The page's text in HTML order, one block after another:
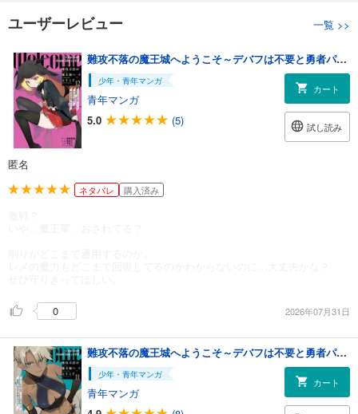
ユーザーレビュー 一覧 >>
難攻不落の魔王城へようこそ～デバフは不要と勇者パーティーを追い出された黒魔導士、魔王軍の最高幹部に迎えられる～ 12巻
少年・青年マンガ
青年マンガ
5.0
(5)
カート
試し読み
匿名
ネタバレ 購入済み
0 2026年07月31日
難攻不落の魔王城へようこそ～デバフは不要と勇者パーティーを追い出された黒魔導士、魔王軍の最高幹部に迎えられる～ 11巻
少年・青年マンガ
青年マンガ
カート